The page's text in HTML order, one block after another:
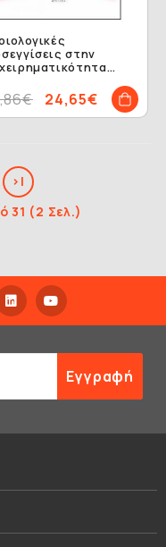
στην
24,65€
>|
31 (2 Σελ.)
Εγγραφή